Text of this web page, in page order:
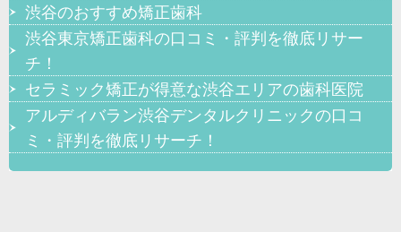
渋谷のおすすめ矯正歯科
渋谷東京矯正歯科の口コミ・評判を徹底リサー
チ！
セラミック矯正が得意な渋谷エリアの歯科医院
アルディバラン渋谷デンタルクリニックの口コ
ミ・評判を徹底リサーチ！